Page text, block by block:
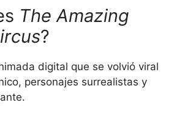
The Amazing
?
digital que se volvió viral
personajes surrealistas y